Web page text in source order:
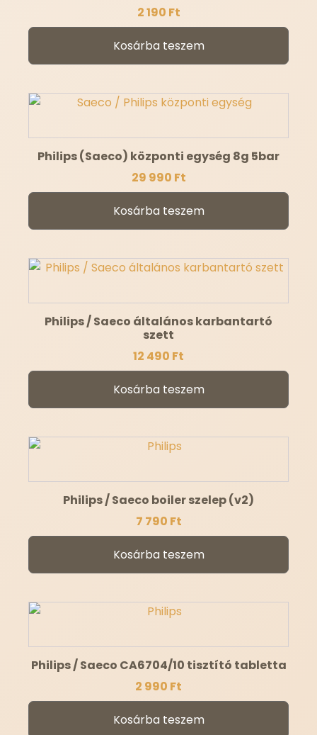
2 190 Ft
Kosárba teszem
Philips (Saeco) központi egység 8g 5bar
29 990 Ft
Kosárba teszem
Philips / Saeco általános karbantartó
szett
12 490 Ft
Kosárba teszem
Philips / Saeco boiler szelep (v2)
7 790 Ft
Kosárba teszem
Philips / Saeco CA6704/10 tisztító tabletta
2 990 Ft
Kosárba teszem